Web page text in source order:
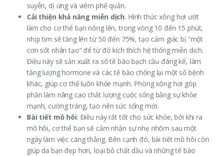
suyễn, dị ứng và viêm phế quản.
Cải thiện khả năng miễn dịch: Hình thức xông hơi ướt
làm cho cơ thể bạn nóng lên, trong vòng 10 đến 15 phút,
nhịp tim sẽ tăng lên từ 50 đến 75%, tạo cảm giác bị “một
cơn sốt nhân tạo” để từ đó kích thích hệ thống miễn dịch.
Điều này sẽ sản xuất ra số tế bào bạch cầu đáng kể, làm
tăng lượng hormone và các tế bào chống lại một số bệnh
khác, giúp cơ thể luôn khỏe mạnh. Phòng xông hơi góp
phần làm nâng cao chất lượng cuộc sống bằng sự khỏe
mạnh, cường tráng, tạo nên sức sống mới.
Bài tiết mồ hôi: Điều này rất tốt cho sức khỏe, bởi khi ra
mồ hôi, cơ thể bạn sẽ cảm nhận sự nhẹ nhõm sau một
ngày làm việc căng thẳng. Bên cạnh đó, bài tiết mồ hôi còn
giúp da bạn đẹp hơn, loại bỏ chất dầu và những tế bào